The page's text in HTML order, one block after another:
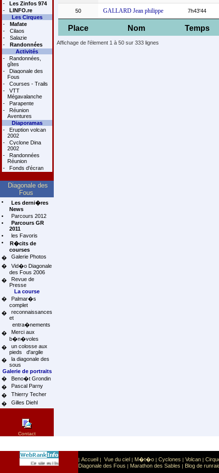
-
Les Zinfos 974
-
LINFO.re
Les Cirques
-
Mafate
-
Cilaos
-
Salazie
-
Randonnées
Activités
-
Randonnées,
gîtes
-
Diagonale des
Fous
-
Courses - Trails
-
VTT
Mégavalanche
-
Parapente
-
Réunion
Aventures
Diaporamas
-
Eruption volcan
2002
-
Cyclone Dina
2002
-
Randonnées
Réunion
-
Fonds d'écran
Diagonale des
Fous
•
Les derni�res
News
•
Parcours 2012
•
Parcours GR
2011
•
les Favoris
•
R�cits de
courses
�
Galerie Photos
�
Vid�o Diagonale
des Fous 2006
�
Revue de
Presse
La course
�
Palmar�s
complet
�
reconnaissances
et
entra�nements
�
Merci aux
b�n�voles
�
un colosse aux
pieds d'argile
�
la diagonale des
sous
Galerie de portraits
�
Beno�t Grondin
�
Pascal Parny
�
Thierry Techer
�
Gilles Diehl
Contact
Place Nom Temps
50 GALLARD Jean philippe 7h43'44
Affichage de l'élement 1 à 50 sur 333 lignes
Ce site est list� dans la cat�gorie Sport: Sports extr�mes
| Accueil | Vue du ciel | M�t�o | Cyclones | Volcan |
Diagonale des Fous | Marathon des Sables | Blog de